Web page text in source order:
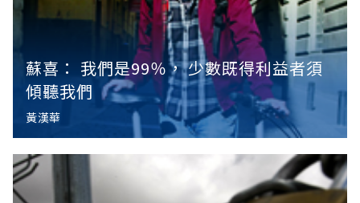
蘇喜： 我們是99％， 少數既得利益者須
傾聽我們
黃漢華